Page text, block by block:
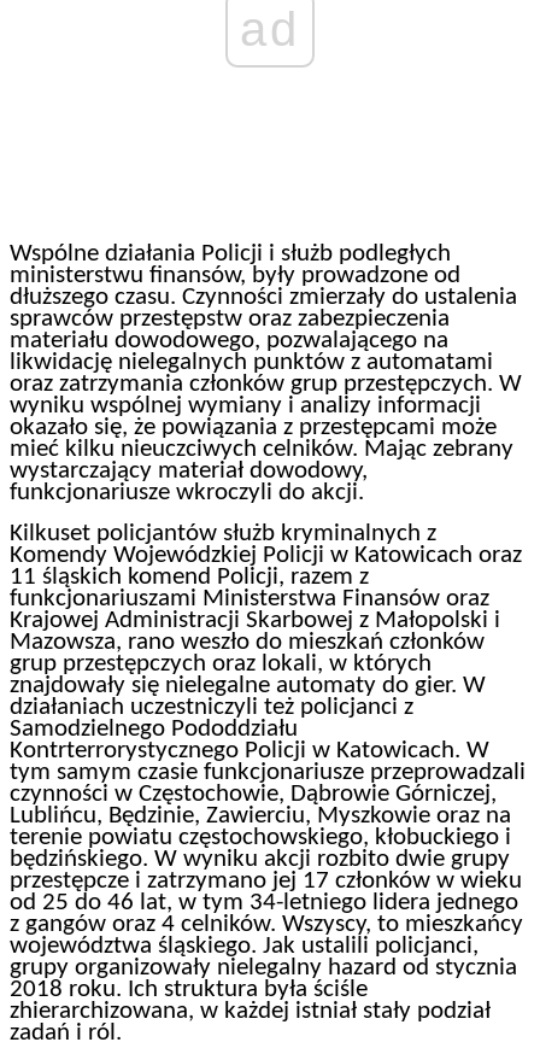
ad
Wspólne działania Policji i służb podległych
ministerstwu finansów, były prowadzone od
dłuższego czasu. Czynności zmierzały do ustalenia
sprawców przestępstw oraz zabezpieczenia
materiału dowodowego, pozwalającego na
likwidację nielegalnych punktów z automatami
oraz zatrzymania członków grup przestępczych. W
wyniku wspólnej wymiany i analizy informacji
okazało się, że powiązania z przestępcami może
mieć kilku nieuczciwych celników. Mając zebrany
wystarczający materiał dowodowy,
funkcjonariusze wkroczyli do akcji.
Kilkuset policjantów służb kryminalnych z
Komendy Wojewódzkiej Policji w Katowicach oraz
11 śląskich komend Policji, razem z
funkcjonariuszami Ministerstwa Finansów oraz
Krajowej Administracji Skarbowej z Małopolski i
Mazowsza, rano weszło do mieszkań członków
grup przestępczych oraz lokali, w których
znajdowały się nielegalne automaty do gier. W
działaniach uczestniczyli też policjanci z
Samodzielnego Pododdziału
Kontrterrorystycznego Policji w Katowicach. W
tym samym czasie funkcjonariusze przeprowadzali
czynności w Częstochowie, Dąbrowie Górniczej,
Lublińcu, Będzinie, Zawierciu, Myszkowie oraz na
terenie powiatu częstochowskiego, kłobuckiego i
będzińskiego. W wyniku akcji rozbito dwie grupy
przestępcze i zatrzymano jej 17 członków w wieku
od 25 do 46 lat, w tym 34-letniego lidera jednego
z gangów oraz 4 celników. Wszyscy, to mieszkańcy
województwa śląskiego. Jak ustalili policjanci,
grupy organizowały nielegalny hazard od stycznia
2018 roku. Ich struktura była ściśle
zhierarchizowana, w każdej istniał stały podział
zadań i ról.